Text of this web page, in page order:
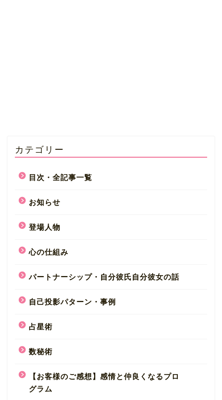
カテゴリー
目次・全記事一覧
お知らせ
登場人物
心の仕組み
パートナーシップ・自分彼氏自分彼女の話
自己投影パターン・事例
占星術
数秘術
【お客様のご感想】感情と仲良くなるプロ
グラム